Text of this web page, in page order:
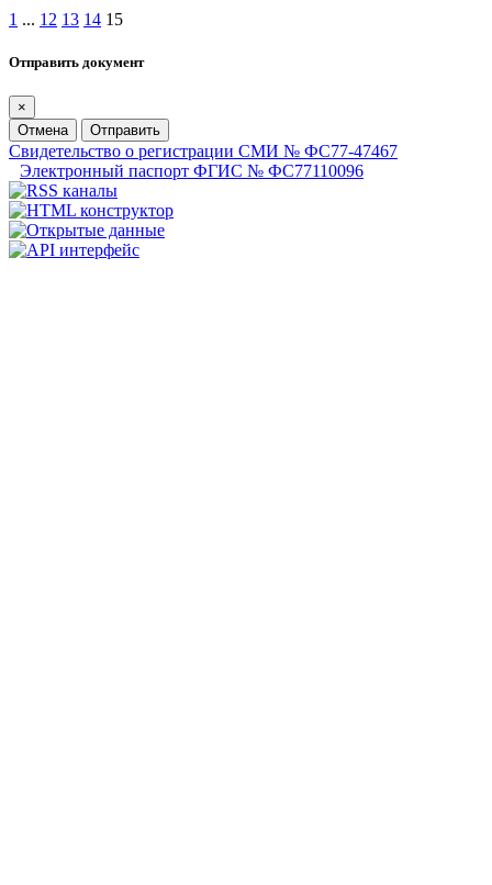
1 ... 12 13 14 15
Отправить документ
×
Отмена
Отправить
Свидетельство о регистрации СМИ № ФС77-47467
Электронный паспорт ФГИС № ФС77110096